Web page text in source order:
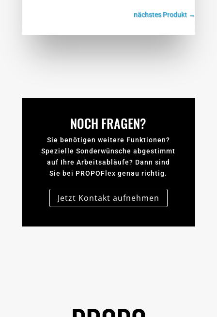
nächstes Produkt →
NOCH FRAGEN?
Sie benötigen weitere Funktionen?
Spezielle Sonderwünsche abgestimmt
auf Ihre Arbeitsabläufe? Dann sind
Sie bei PROPOFlex genau richtig.
Jetzt Kontakt aufnehmen